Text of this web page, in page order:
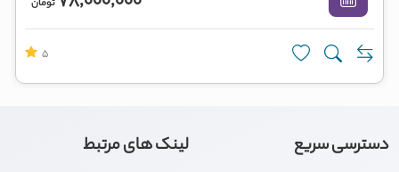
تومان
5
دسترسی سریع لینک های مرتبط